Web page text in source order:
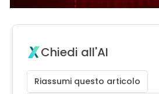
Chiedi all'AI
Riassumi questo articolo